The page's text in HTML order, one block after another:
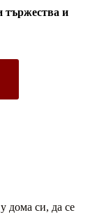
тържества и
дома си, да се